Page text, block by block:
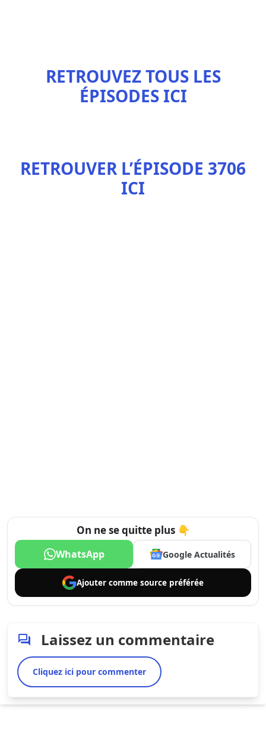
RETROUVEZ TOUS LES
ÉPISODES ICI
RETROUVER L’ÉPISODE 3706
ICI
On ne se quitte plus 👇
WhatsApp Google Actualités
Ajouter comme source préférée
Laissez un commentaire
Cliquez ici pour commenter